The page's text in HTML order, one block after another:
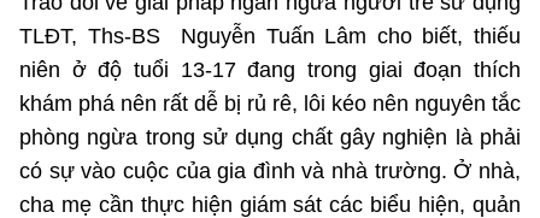
TLĐT, Ths-BS Nguyễn Tuấn Lâm cho biết, thiếu
niên ở độ tuổi 13-17 đang trong giai đoạn thích
khám phá nên rất dễ bị rủ rê, lôi kéo nên nguyên tắc
phòng ngừa trong sử dụng chất gây nghiện là phải
có sự vào cuộc của gia đình và nhà trường. Ở nhà,
cha mẹ cần thực hiện giám sát các biểu hiện, quản